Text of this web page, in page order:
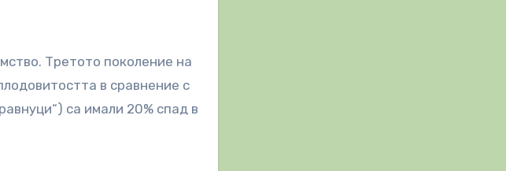
Третото поколение на
в сравнение с
са имали 20% спад в